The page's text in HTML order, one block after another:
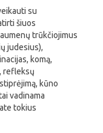
su
šiuos
trūkčiojimus
judesius),
komą,
refleksų
kūno
vadinama
tokius